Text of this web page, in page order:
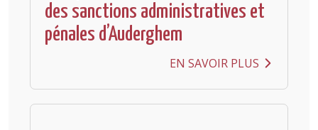
En 1 clicdes sanctions administratives et
pénales d’Auderghem
EN SAVOIR PLUS